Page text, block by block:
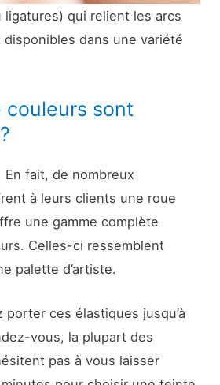
ligatures) qui relient les arcs
dans une variété
couleurs sont
En fait, de nombreux
à leurs clients une roue
une gamme complète
Celles-ci ressemblent
palette d’artiste.
porter ces élastiques jusqu’à
vous, la plupart des
pas à vous laisser